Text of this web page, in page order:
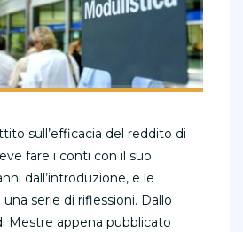
sull’efficacia del reddito di
fare i conti con il suo
dall’introduzione, e le
serie di riflessioni. Dallo
Mestre appena pubblicato